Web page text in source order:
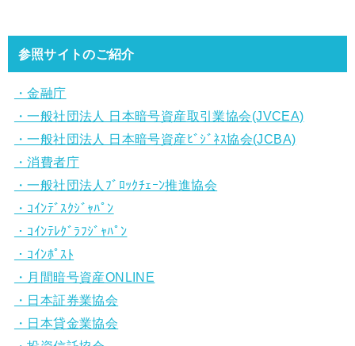
参照サイトのご紹介
・金融庁
・一般社団法人 日本暗号資産取引業協会(JVCEA)
・一般社団法人 日本暗号資産ﾋﾞｼﾞﾈｽ協会(JCBA)
・消費者庁
・一般社団法人ﾌﾞﾛｯｸﾁｪｰﾝ推進協会
・ｺｲﾝﾃﾞｽｸｼﾞｬﾊﾟﾝ
・ｺｲﾝﾃﾚｸﾞﾗﾌｼﾞｬﾊﾟﾝ
・ｺｲﾝﾎﾟｽﾄ
・月間暗号資産ONLINE
・日本証券業協会
・日本貸金業協会